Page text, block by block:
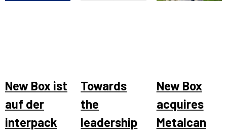
New Box ist
auf der
interpack
Towards
the
leadership
New Box
acquires
Metalcan